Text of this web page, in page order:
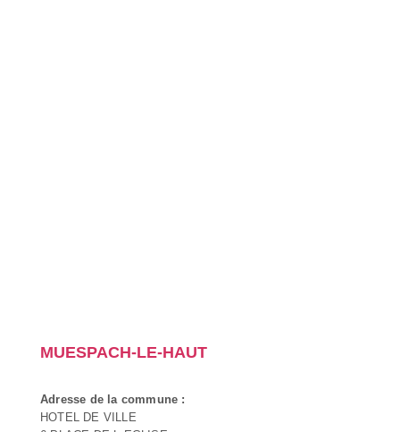
MUESPACH-LE-HAUT
Adresse de la commune :
HOTEL DE VILLE